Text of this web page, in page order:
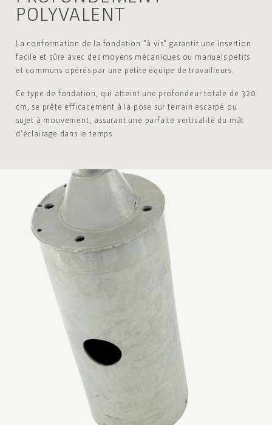
POLYVALENT
La conformation de la fondation "à vis" garantit une insertion
facile et sûre avec des moyens mécaniques ou manuels petits
et communs opérés par une petite équipe de travailleurs.
Ce type de fondation, qui atteint une profondeur totale de 320
cm, se prête efficacement à la pose sur terrain escarpé ou
sujet à mouvement, assurant une parfaite verticalité du mât
d'éclairage dans le temps.